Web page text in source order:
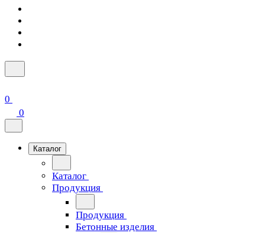
0
0
Каталог
Каталог
Продукция
Продукция
Бетонные изделия